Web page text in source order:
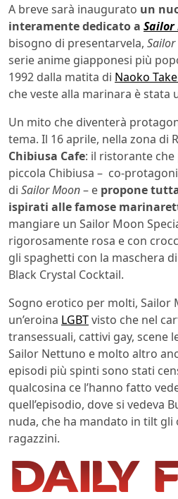
A breve sarà inaugurato un
interamente dedicato a Sailor
bisogno di presentarvela,
serie anime giapponesi più
1992 dalla matita di Naoko
che veste alla marinara è stata
Un mito che diventerà
tema. Il 16 aprile, nella zona di
Chibiusa Cafe: il ristorante
piccola Chibiusa – co-
di Sailor Moon– e propone
ispirati alle famose
mangiare un Sailor Moon
rigorosamente rosa e con
gli spaghetti con la maschera
Black Crystal Cocktail.
Sogno erotico per molti, Sailor
un’eroina LGBTvisto che nel
transessuali, cattivi gay, scene
Sailor Nettuno e molto altro
episodi più spinti sono stati
qualcosina ce l’hanno fatto
quell’episodio, dove si vedeva
nuda, che ha mandato in tilt
ragazzini.